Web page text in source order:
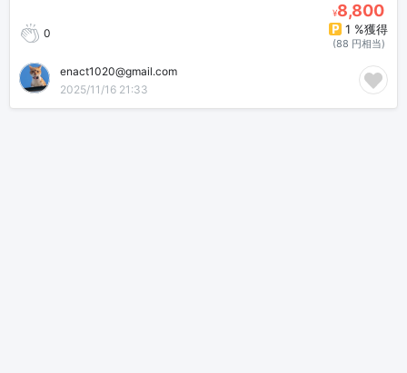
0
¥8,800
1 %獲得
(88 円相当)
enact1020@gmail.com
2025/11/16 21:33